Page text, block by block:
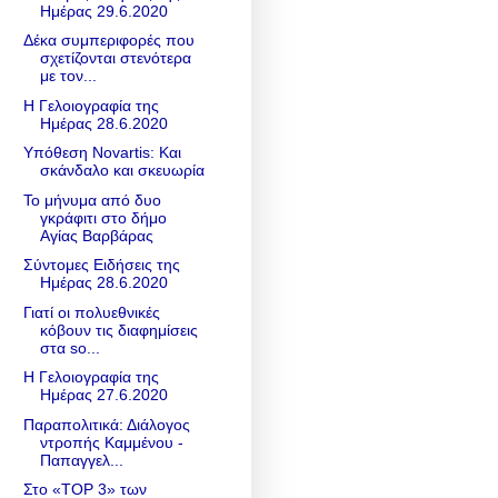
Ημέρας 29.6.2020
Δέκα συμπεριφορές που
σχετίζονται στενότερα
με τον...
Η Γελοιογραφία της
Ημέρας 28.6.2020
Υπόθεση Νοvartis: Και
σκάνδαλο και σκευωρία
Το μήνυμα από δυο
γκράφιτι στο δήμο
Αγίας Βαρβάρας
Σύντομες Ειδήσεις της
Ημέρας 28.6.2020
Γιατί οι πολυεθνικές
κόβουν τις διαφημίσεις
στα so...
Η Γελοιογραφία της
Ημέρας 27.6.2020
Παραπολιτικά: Διάλογος
ντροπής Καμμένου -
Παπαγγελ...
Στο «TOP 3» των